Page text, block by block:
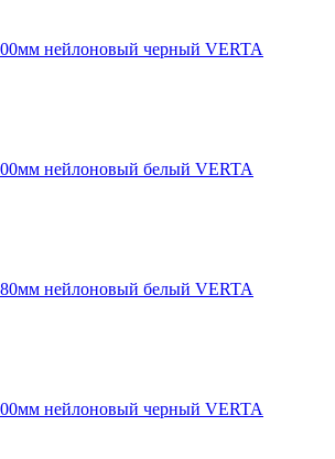
нейлоновый черный VERTA
нейлоновый белый VERTA
нейлоновый белый VERTA
нейлоновый черный VERTA